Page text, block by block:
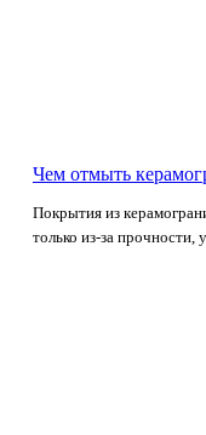
Чем отмыть
Покрытия из
только из-за прочности,